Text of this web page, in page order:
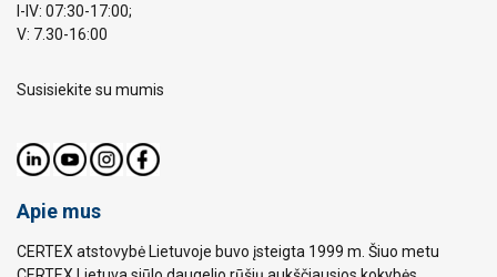
I-IV: 07:30-17:00;
V: 7.30-16:00
Susisiekite su mumis
Apie mus
CERTEX atstovybė Lietuvoje buvo įsteigta 1999 m. Šiuo metu